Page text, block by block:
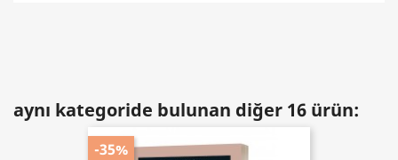
aynı kategoride bulunan diğer 16 ürün:
-35%